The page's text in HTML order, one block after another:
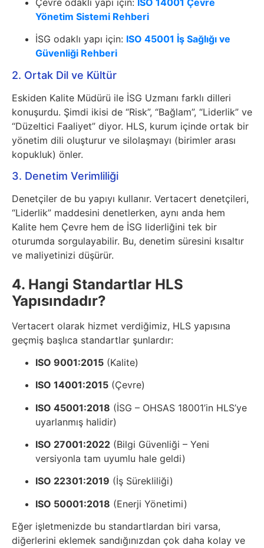
Yönetim Sistemi Rehberi
İSG odaklı yapı için: ISO 45001 İş Sağlığı ve
Güvenliği Rehberi
2. Ortak Dil ve Kültür
Eskiden Kalite Müdürü ile İSG Uzmanı farklı dilleri
konuşurdu. Şimdi ikisi de “Risk”, “Bağlam”, “Liderlik” ve
“Düzeltici Faaliyet” diyor. HLS, kurum içinde ortak bir
yönetim dili oluşturur ve silolaşmayı (birimler arası
kopukluk) önler.
3. Denetim Verimliliği
Denetçiler de bu yapıyı kullanır. Vertacert denetçileri,
“Liderlik” maddesini denetlerken, aynı anda hem
Kalite hem Çevre hem de İSG liderliğini tek bir
oturumda sorgulayabilir. Bu, denetim süresini kısaltır
ve maliyetinizi düşürür.
4. Hangi Standartlar HLS
Yapısındadır?
Vertacert olarak hizmet verdiğimiz, HLS yapısına
geçmiş başlıca standartlar şunlardır:
ISO 9001:2015 (Kalite)
ISO 14001:2015 (Çevre)
ISO 45001:2018 (İSG – OHSAS 18001’in HLS’ye
uyarlanmış halidir)
ISO 27001:2022 (Bilgi Güvenliği – Yeni
versiyonla tam uyumlu hale geldi)
ISO 22301:2019 (İş Sürekliliği)
ISO 50001:2018 (Enerji Yönetimi)
Eğer işletmenizde bu standartlardan biri varsa,
diğerlerini eklemek sandığınızdan çok daha kolay ve